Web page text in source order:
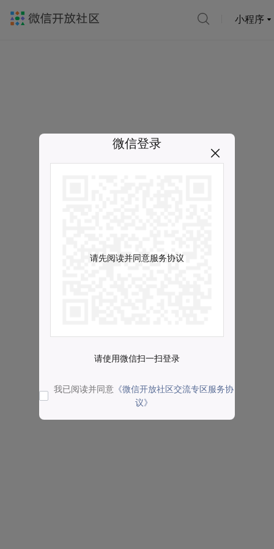
小程序
微信登录
请先阅读并同意服务协议
请使用微信扫一扫登录
我已阅读并同意 《微信开放社区交流专区服务协
议》